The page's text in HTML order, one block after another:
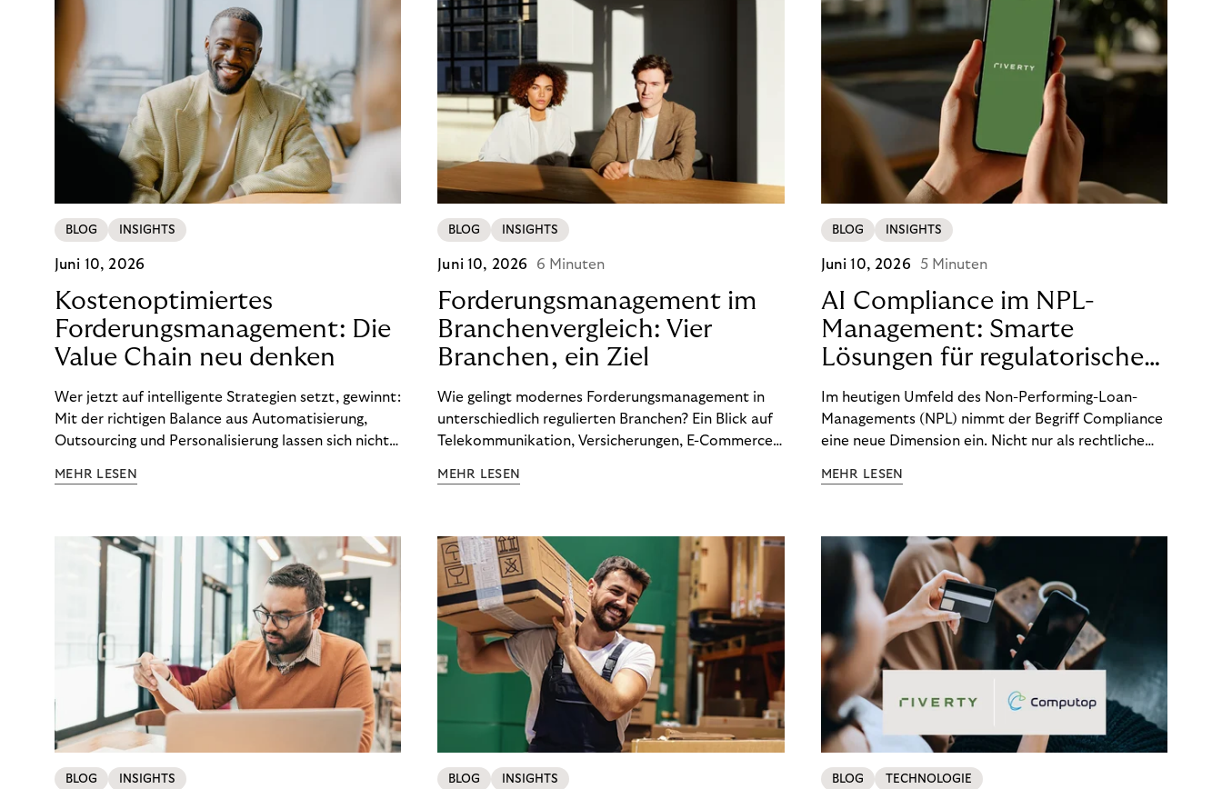
BLOG INSIGHTS
Juni 10, 2026
Kostenoptimiertes
Forderungsmanagement: Die
Value Chain neu denken
Wer jetzt auf intelligente Strategien setzt, gewinnt:
Mit der richtigen Balance aus Automatisierung,
Outsourcing und Personalisierung lassen sich nicht
Ergebnisse sichern. Riverty zeigt, wie Recovery-
MEHR LESEN
BLOG INSIGHTS
Juni 10, 2026 6 Minuten
Forderungsmanagement im
Branchenvergleich: Vier
Branchen, ein Ziel
Wie gelingt modernes Forderungsmanagement in
unterschiedlich regulierten Branchen? Ein Blick auf
Telekommunikation, Versicherungen, E-Commerce
wirksam reduzieren will, braucht keine
MEHR LESEN
BLOG INSIGHTS
Juni 10, 2026 5 Minuten
AI Compliance im NPL-
Management: Smarte
Lösungen für regulatorische
Sicherheit
Im heutigen Umfeld des Non-Performing-Loan-
Managements (NPL) nimmt der Begriff Compliance
eine neue Dimension ein. Nicht nur als rechtliche
Wettbewerbsvorteil. In einem Umfeld steigender
(DSGVO) – geraten viele Unternehmen an die
Grenzen traditioneller Compliance-Mechanismen.
MEHR LESEN
BLOG INSIGHTS BLOG INSIGHTS BLOG TECHNOLOGIE